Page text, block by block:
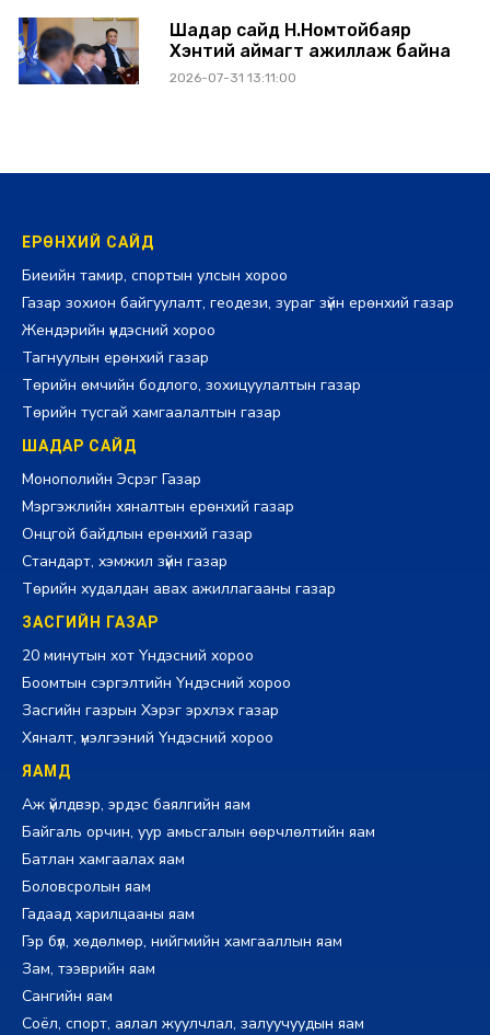
Шадар сайд Н.Номтойбаяр
Хэнтий аймагт ажиллаж байна
2026-07-31 13:11:00
ЕРӨНХИЙ САЙД
Биеийн тамир, спортын улсын хороо
Газар зохион байгуулалт, геодези, зураг зүйн ерөнхий газар
Жендэрийн үндэсний хороо
Тагнуулын ерөнхий газар
Төрийн өмчийн бодлого, зохицуулалтын газар
Төрийн тусгай хамгаалалтын газар
ШАДАР САЙД
Монополийн Эсрэг Газар
Мэргэжлийн хяналтын ерөнхий газар
Онцгой байдлын ерөнхий газар
Стандарт, хэмжил зүйн газар
Төрийн худалдан авах ажиллагааны газар
ЗАСГИЙН ГАЗАР
20 минутын хот Үндэсний хороо
Боомтын сэргэлтийн Үндэсний хороо
Засгийн газрын Хэрэг эрхлэх газар
Хяналт, үнэлгээний Үндэсний хороо
ЯАМД
Аж үйлдвэр, эрдэс баялгийн яам
Байгаль орчин, уур амьсгалын өөрчлөлтийн яам
Батлан хамгаалах яам
Боловсролын яам
Гадаад харилцааны яам
Гэр бүл, хөдөлмөр, нийгмийн хамгааллын яам
Зам, тээврийн яам
Сангийн яам
Соёл, спорт, аялал жуулчлал, залуучуудын яам